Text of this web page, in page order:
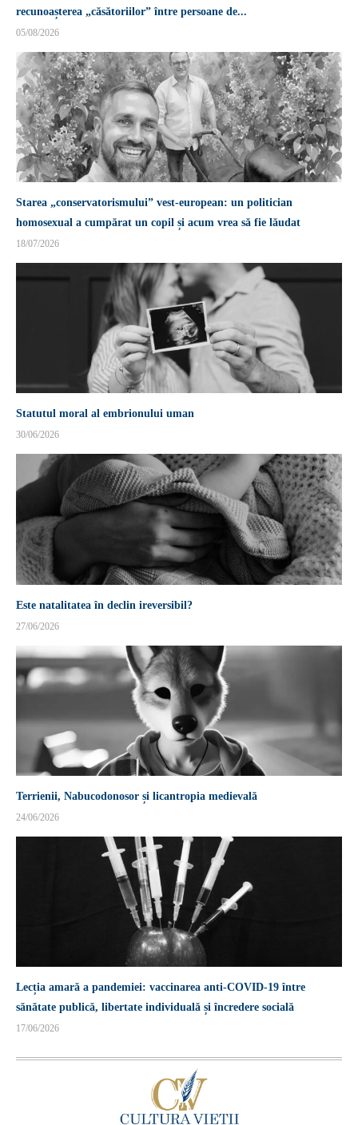
recunoașterea „căsătoriilor” între persoane de...
05/08/2026
Starea „conservatorismului” vest-european: un politician
homosexual a cumpărat un copil și acum vrea să fie lăudat
18/07/2026
Statutul moral al embrionului uman
30/06/2026
Este natalitatea în declin ireversibil?
27/06/2026
Terrienii, Nabucodonosor și licantropia medievală
24/06/2026
Lecția amară a pandemiei: vaccinarea anti-COVID-19 între
sănătate publică, libertate individuală și încredere socială
17/06/2026